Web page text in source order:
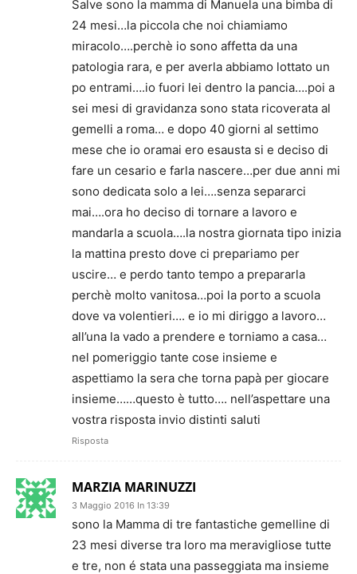
Salve sono la mamma di Manuela una bimba di
24 mesi…la piccola che noi chiamiamo
miracolo….perchè io sono affetta da una
patologia rara, e per averla abbiamo lottato un
po entrami….io fuori lei dentro la pancia….poi a
sei mesi di gravidanza sono stata ricoverata al
gemelli a roma… e dopo 40 giorni al settimo
mese che io oramai ero esausta si e deciso di
fare un cesario e farla nascere…per due anni mi
sono dedicata solo a lei….senza separarci
mai….ora ho deciso di tornare a lavoro e
mandarla a scuola….la nostra giornata tipo inizia
la mattina presto dove ci prepariamo per
uscire… e perdo tanto tempo a prepararla
perchè molto vanitosa…poi la porto a scuola
dove va volentieri…. e io mi diriggo a lavoro…
all’una la vado a prendere e torniamo a casa…
nel pomeriggio tante cose insieme e
aspettiamo la sera che torna papà per giocare
insieme……questo è tutto…. nell’aspettare una
vostra risposta invio distinti saluti
Risposta
MARZIA MARINUZZI
3 Maggio 2016 In 13:39
sono la Mamma di tre fantastiche gemelline di
23 mesi diverse tra loro ma meravigliose tutte
e tre, non é stata una passeggiata ma insieme